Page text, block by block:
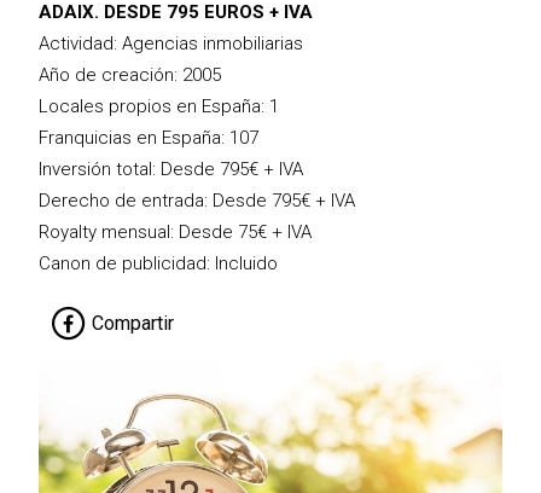
ADAIX. DESDE 795 EUROS + IVA
Actividad: Agencias inmobiliarias
Año de creación: 2005
Locales propios en España: 1
Franquicias en España: 107
Inversión total: Desde 795€ + IVA
Derecho de entrada: Desde 795€ + IVA
Royalty mensual: Desde 75€ + IVA
Canon de publicidad: Incluido
Compartir